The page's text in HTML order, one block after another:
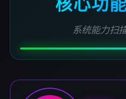
核心功
系统能力扫